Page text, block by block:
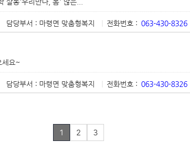
담당부서 : 마령면 맞춤형복지 | 전화번호 : 063-430-8326
세요~
담당부서 : 마령면 맞춤형복지 | 전화번호 : 063-430-8326
1 2 3